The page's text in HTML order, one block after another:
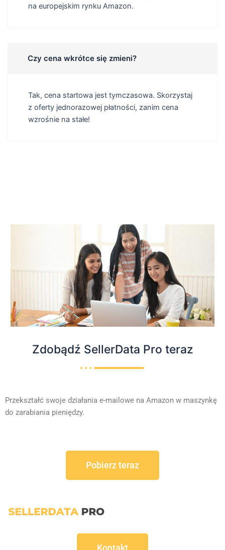
na europejskim rynku Amazon.
Czy cena wkrótce się zmieni?
Tak, cena startowa jest tymczasowa. Skorzystaj
z oferty jednorazowej płatności, zanim cena
wzrośnie na stałe!
Zdobądź SellerData Pro teraz
Przekształć swoje działania e-mailowe na Amazon w maszynkę
do zarabiania pieniędzy.
Pobierz teraz
Kontakt